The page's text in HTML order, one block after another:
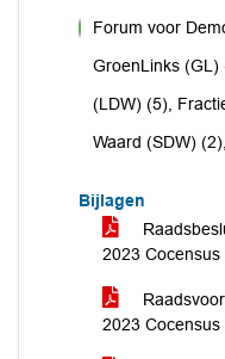
Forum voor
GroenLinks (GL)
(LDW) (5),
Waard (SDW)
Bijlagen
2023
2023 Cocensus